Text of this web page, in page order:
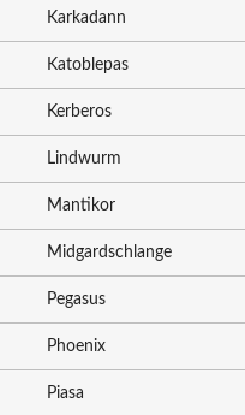
Karkadann
Katoblepas
Kerberos
Lindwurm
Mantikor
Midgardschlange
Pegasus
Phoenix
Piasa